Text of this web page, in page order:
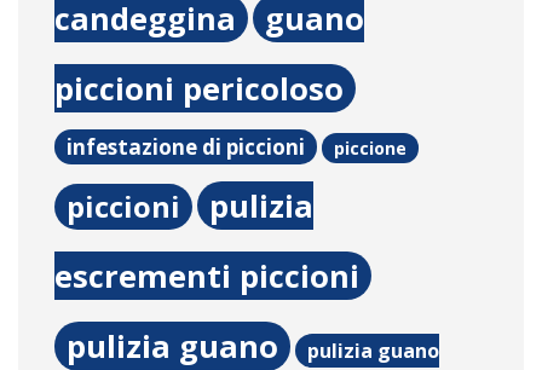
candeggina
guano
piccioni pericoloso
infestazione di piccioni piccione
piccioni
pulizia
escrementi piccioni
pulizia guano pulizia guano